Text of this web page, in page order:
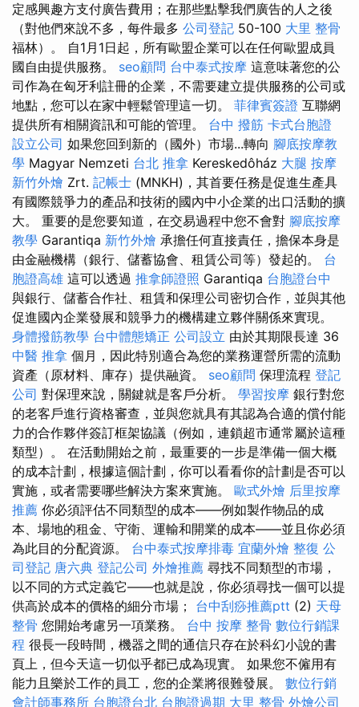
定感興趣方支付廣告費用；在那些點擊我們廣告的人之後
（對他們來說不多，每件最多 公司登記 50-100 大里 整骨
福林）。 自1月1日起，所有歐盟企業可以在任何歐盟成員
國自由提供服務。 seo顧問 台中泰式按摩 這意味著您的公
司作為在匈牙利註冊的企業，不需要建立提供服務的公司或
地點，您可以在家中輕鬆管理這一切。 菲律賓簽證 互聯網
提供所有相關資訊和可能的管理。 台中 撥筋 卡式台胞證
設立公司 如果您回到新的（國外）市場...轉向 腳底按摩教
學 Magyar Nemzeti 台北 推拿 Kereskedôház 大腿 按摩
新竹外燴 Zrt. 記帳士 (MNKH)，其首要任務是促進生產具
有國際競爭力的產品和技術的國內中小企業的出口活動的擴
大。 重要的是您要知道，在交易過程中您不會對 腳底按摩
教學 Garantiqa 新竹外燴 承擔任何直接責任，擔保本身是
由金融機構（銀行、儲蓄協會、租賃公司等）發起的。 台
胞證高雄 這可以透過 推拿師證照 Garantiqa 台胞證台中
與銀行、儲蓄合作社、租賃和保理公司密切合作，並與其他
促進國內企業發展和競爭力的機構建立夥伴關係來實現。
身體撥筋教學 台中體態矯正 公司設立 由於其期限長達 36
中醫 推拿 個月，因此特別適合為您的業務運營所需的流動
資產（原材料、庫存）提供融資。 seo顧問 保理流程 登記
公司 對保理來說，關鍵就是客戶分析。 學習按摩 銀行對您
的老客戶進行資格審查，並與您就具有其認為合適的償付能
力的合作夥伴簽訂框架協議（例如，連鎖超市通常屬於這種
類型）。 在活動開始之前，最重要的一步是準備一個大概
的成本計劃，根據這個計劃，你可以看看你的計劃是否可以
實施，或者需要哪些解決方案來實施。 歐式外燴 后里按摩
推薦 你必須評估不同類型的成本——例如製作物品的成
本、場地的租金、守衛、運輸和開業的成本——並且你必須
為此目的分配資源。 台中泰式按摩排毒 宜蘭外燴 整復 公
司登記 唐六典 登記公司 外燴推薦 尋找不同類型的市場，
以不同的方式定義它——也就是說，你必須尋找一個可以提
供高於成本的價格的細分市場； 台中刮痧推薦ptt (2) 天母
整骨 您開始考慮另一項業務。 台中 按摩 整骨 數位行銷課
程 很長一段時間，機器之間的通信只存在於科幻小說的書
頁上，但今天這一切似乎都已成為現實。 如果您不僱用有
能力且樂於工作的員工，您的企業將很難發展。 數位行銷
會計師事務所 台胞證台北 台胞證過期 大里 整骨 外燴公司